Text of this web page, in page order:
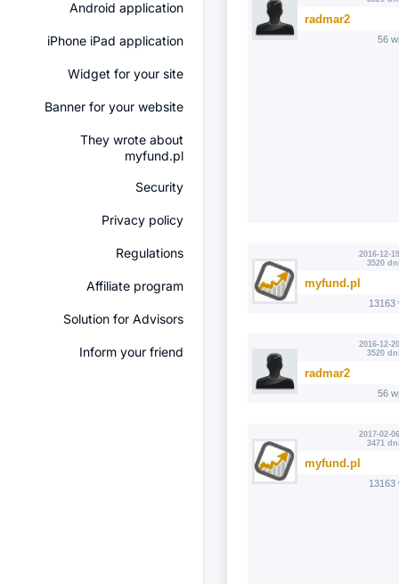
Android application
iPhone iPad application
Widget for your site
Banner for your website
They wrote about
myfund.pl
Security
Privacy policy
Regulations
Affiliate program
Solution for Advisors
Inform your friend
radmar2
56
2016-12-
3520
myfund.pl
13163
2016-12-
3520
radmar2
56
2017-02-
3471
myfund.pl
13163